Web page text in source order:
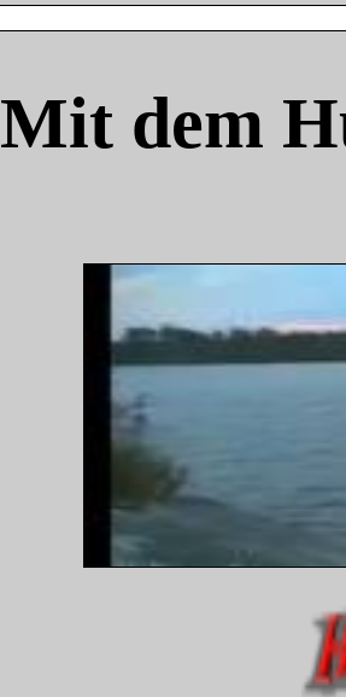
Mit dem